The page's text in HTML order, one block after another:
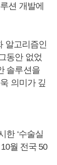
션 개발에
알고리즘인
동안 없었
솔루션을
의미가 깊
한 ‘수술실
월 전국 50